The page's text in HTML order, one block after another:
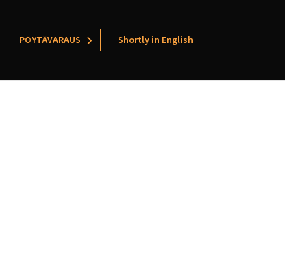
PÖYTÄVARAUS Shortly in English